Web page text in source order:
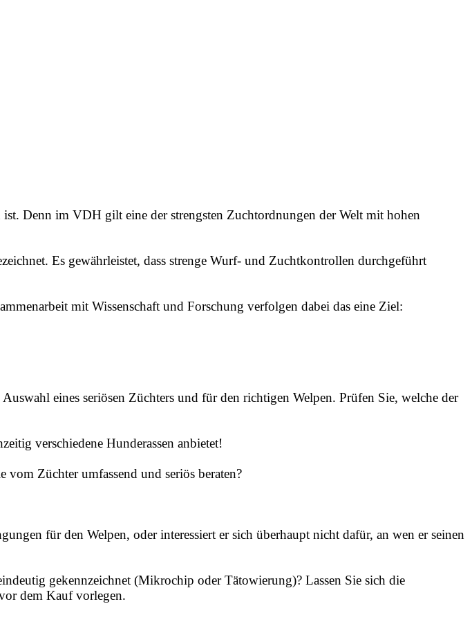
Denn im VDH gilt eine der strengsten Zuchtordnungen der Welt mit hohen
Es gewährleistet, dass strenge Wurf- und Zuchtkontrollen durchgeführt
mit Wissenschaft und Forschung verfolgen dabei das eine Ziel:
eines seriösen Züchters und für den richtigen Welpen. Prüfen Sie, welche der
verschiedene Hunderassen anbietet!
vom Züchter umfassend und seriös beraten?
für den Welpen, oder interessiert er sich überhaupt nicht dafür, an wen er seinen
gekennzeichnet (Mikrochip oder Tätowierung)? Lassen Sie sich die
dem Kauf vorlegen.